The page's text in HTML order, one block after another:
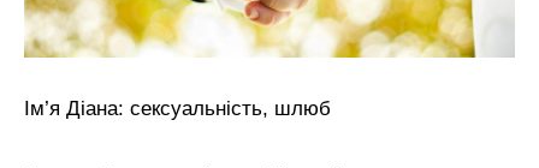
Ім’я Діана: сексуальність, шлюб